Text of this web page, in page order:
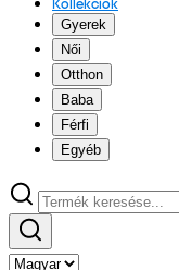
Gyerek
Női
Otthon
Baba
Férfi
Egyéb